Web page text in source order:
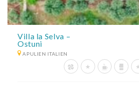
Villa la Selva –
Ostuni
APULIEN ITALIEN